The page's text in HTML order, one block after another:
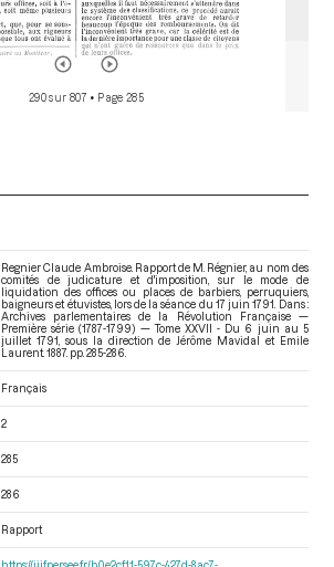
290 sur 807 • Page 285
Regnier Claude Ambroise. Rapport de M. Régnier, au nom des
comités de judicature et d'imposition, sur le mode de
liquidation des offices ou places de barbiers, perruquiers,
baigneurs et étuvistes, lors de la séance du 17 juin 1791. Dans :
Archives parlementaires de la Révolution Française —
Première série (1787-1799) — Tome XXVII - Du 6 juin au 5
juillet 1791
, sous la direction de Jérôme Mavidal et Emile
Laurent. 1887. pp. 285-286.
Français
2
285
286
Rapport